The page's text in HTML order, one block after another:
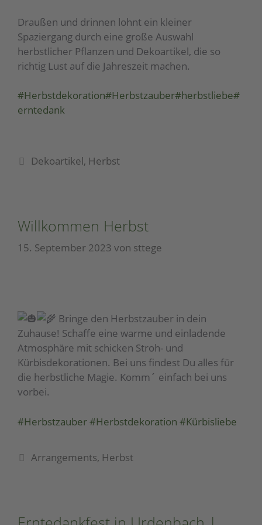
Draußen und drinnen lohnt ein kleiner
Spaziergang durch eine große Auswahl
herbstlicher Pflanzen und Dekoartikel, die so
richtig Lust auf die Jahreszeit machen.
#Herbstdekoration#Herbstzauber#herbstliebe#
erntedank
Dekoartikel, Herbst
Willkommen Herbst
15. September 2023 von sttege
Bringe den Herbstzauber in dein
Zuhause! Schaffe eine warme und einladende
Atmosphäre mit schicken Stroh- und
Kürbisdekorationen. Bei uns findest Du alles für
die herbstliche Magie. Komm´ einfach bei uns
vorbei.
#Herbstzauber#Herbstdekoration #Kürbisliebe
Arrangements, Herbst